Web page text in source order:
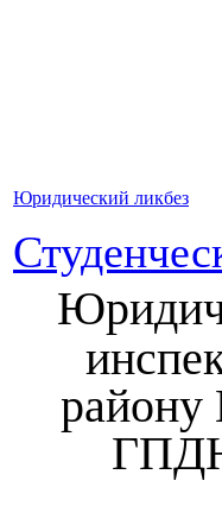
Юридический ликбез
району